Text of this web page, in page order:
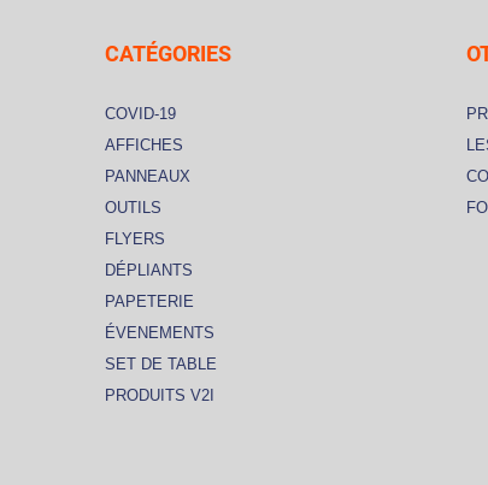
CATÉGORIES
COVID-19
AFFICHES
PANNEAUX
OUTILS
FLYERS
DÉPLIANTS
PAPETERIE
ÉVENEMENTS
SET DE TABLE
PRODUITS V2I